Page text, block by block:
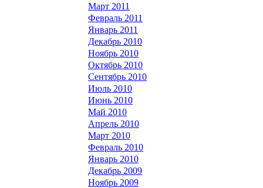
Март 2011
Февраль 2011
Январь 2011
Декабрь 2010
Ноябрь 2010
Октябрь 2010
Сентябрь 2010
Июль 2010
Июнь 2010
Май 2010
Апрель 2010
Март 2010
Февраль 2010
Январь 2010
Декабрь 2009
Ноябрь 2009